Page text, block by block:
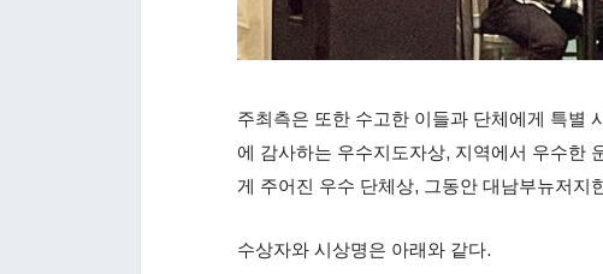
주최측은 또한 수고한 이들과 단체에게 특별
에 감사하는 우수지도자상, 지역에서 우수한
게 주어진 우수 단체상, 그동안 대남부뉴저지
수상자와 시상명은 아래와 같다.